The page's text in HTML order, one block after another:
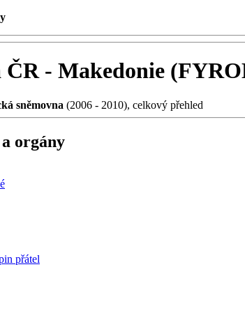
ČR - Makedonie
sněmovna (2006 - 2010), celkový přehled
orgány
přátel